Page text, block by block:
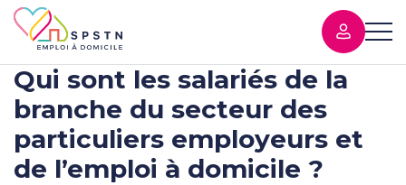
Qui sont les salariés de la
branche du secteur des
particuliers employeurs et
de l’emploi à domicile ?